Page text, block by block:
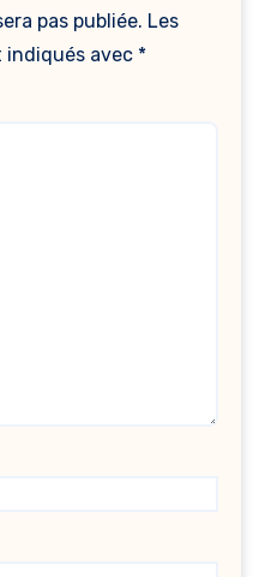
pas publiée. Les
indiqués avec *